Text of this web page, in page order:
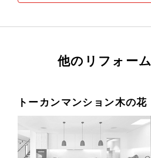
他のリフォー
トーカンマンション木の花